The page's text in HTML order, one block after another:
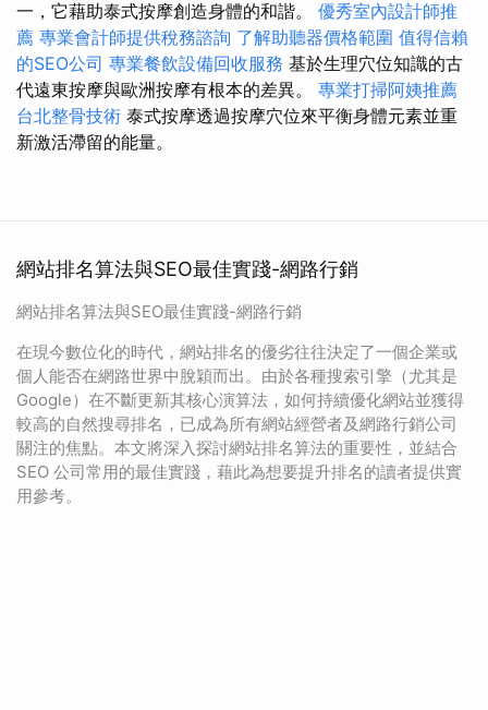
一，它藉助泰式按摩創造身體的和諧。 優秀室內設計師推
薦 專業會計師提供稅務諮詢 了解助聽器價格範圍 值得信賴
的SEO公司 專業餐飲設備回收服務 基於生理穴位知識的古
代遠東按摩與歐洲按摩有根本的差異。 專業打掃阿姨推薦
台北整骨技術 泰式按摩透過按摩穴位來平衡身體元素並重
新激活滯留的能量。
網站排名算法與SEO最佳實踐-網路行銷
網站排名算法與SEO最佳實踐-網路行銷
在現今數位化的時代，網站排名的優劣往往決定了一個企業或
個人能否在網路世界中脫穎而出。由於各種搜索引擎（尤其是
Google）在不斷更新其核心演算法，如何持續優化網站並獲得
較高的自然搜尋排名，已成為所有網站經營者及網路行銷公司
關注的焦點。本文將深入探討網站排名算法的重要性，並結合
SEO 公司常用的最佳實踐，藉此為想要提升排名的讀者提供實
用參考。